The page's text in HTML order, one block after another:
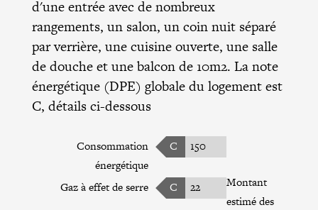
d'une entrée avec de nombreux
rangements, un salon, un coin nuit séparé
par verrière, une cuisine ouverte, une salle
de douche et une balcon de 10m2. La note
énergétique (DPE) globale du logement est
C, détails ci-dessous
Consommation
énergétique
C 150
Gaz à effet de serre C 22
Montant
estimé des